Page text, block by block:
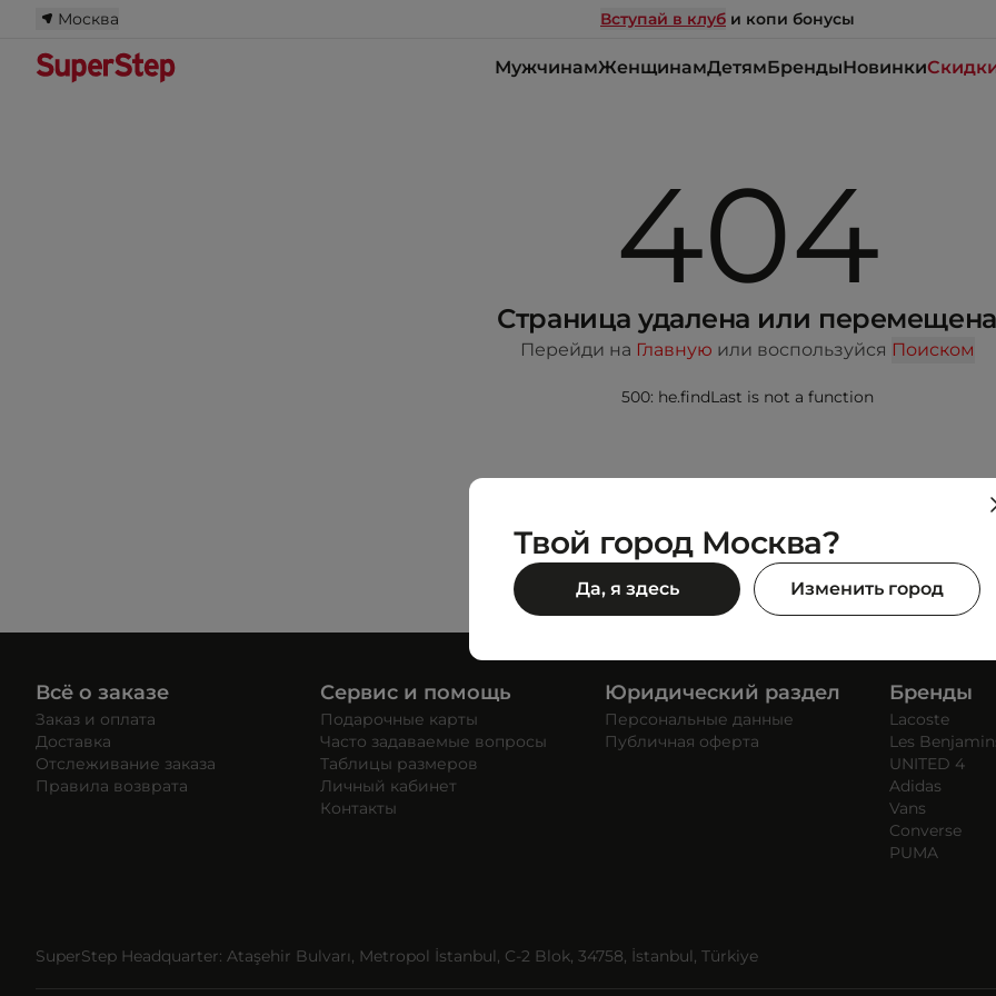
Москва Вступай в клуб и копи бонусы
МужчинамЖенщинамДетямБрендыНовинки
404
Страница удалена или перемещена
Перейди на Главную или воспользуйся Поиском
500: he.findLast is not a function
Всё о заказе
Заказ и оплата
Доставка
Отслеживание заказа
Правила возврата
Сервис и помощь
Подарочные карты
Часто задаваемые вопросы
Таблицы размеров
Личный кабинет
Контакты
Юридический раздел
Персональные данные
Публичная оферта
Бренды
Lacoste
Les
UNITED 4
Adidas
Vans
Converse
PUMA
SuperStep Headquarter: Ataşehir Bulvarı, Metropol İstanbul, C-2 Blok, 34758, İstanbul, Türkiye
Твой город Москва?
Да, я здесь Изменить город